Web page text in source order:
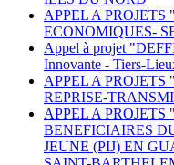
APPEL A
ECONOMIQUES-
Appel à projet
Innovante - Tiers-
APPEL A
REPRISE-
APPEL A
BENEFICIAIRES
JEUNE (PIJ) EN